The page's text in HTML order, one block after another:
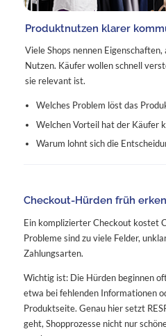
Produktnutzen klarer
Viele Shops nennen
Nutzen. Käufer wollen schnell
sie relevant ist.
Welches Problem löst das
Welchen Vorteil hat der Käufer
Warum lohnt sich die
Checkout-Hürden früh
Ein komplizierter Checkout kostet
Probleme sind zu viele Felder,
Zahlungsarten.
Wichtig ist: Die Hürden beginnen
etwa bei fehlenden Informationen
Produktseite. Genau hier setzt
geht, Shopprozesse nicht nur